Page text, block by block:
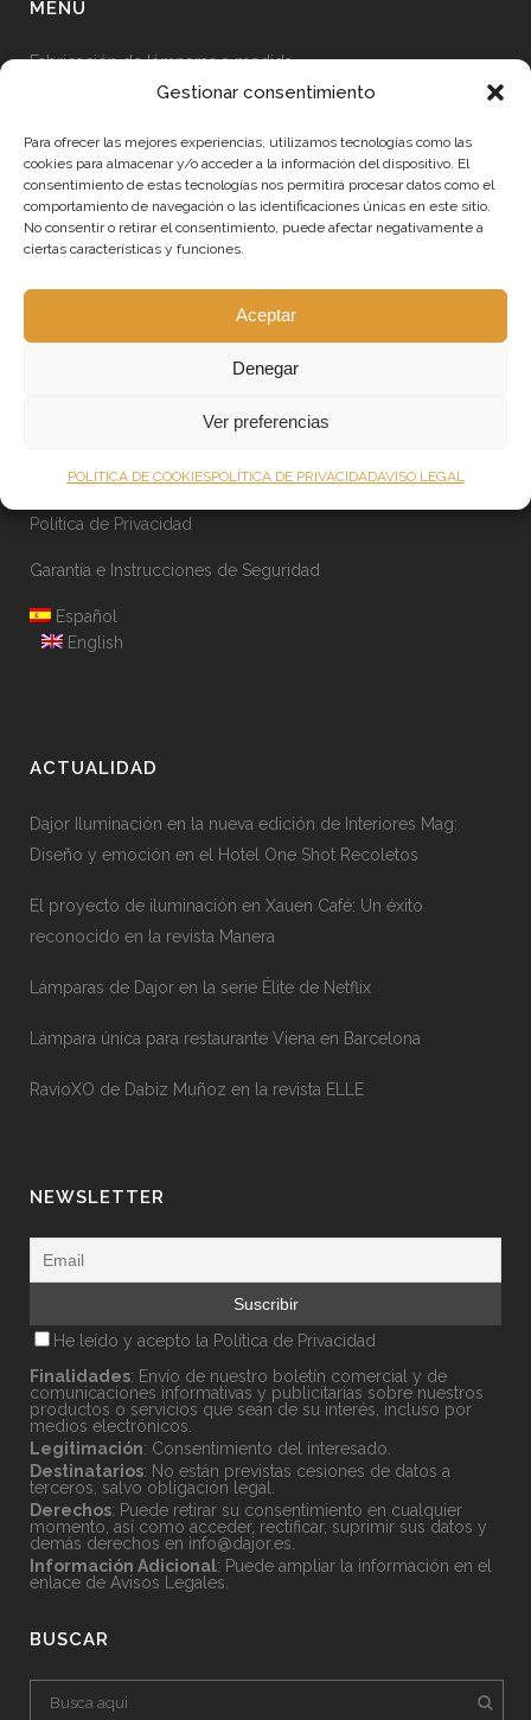
Gestionar consentimiento
Para ofrecer las mejores experiencias, utilizamos tecnologías como las
cookies para almacenar y/o acceder a la información del dispositivo. El
consentimiento de estas tecnologías nos permitirá procesar datos como el
comportamiento de navegación o las identificaciones únicas en este sitio.
No consentir o retirar el consentimiento, puede afectar negativamente a
ciertas características y funciones.
Aceptar
Denegar
Ver preferencias
POLÍTICA DE COOKIESPOLÍTICA DE PRIVACIDADAVISO LEGAL
MENU
Fabricación de lámparas a medida
Iluminación para franquicias
Shop Online
Lámparas a medida de gran tamaño
Otros servicios de iluminación
Sobre Dajor
Aviso Legal
Política de Privacidad
Garantía e Instrucciones de Seguridad
Español
English
ACTUALIDAD
Dajor Iluminación en la nueva edición de Interiores Mag:
Diseño y emoción en el Hotel One Shot Recoletos
El proyecto de iluminación en Xauen Café: Un éxito
reconocido en la revista Manera
Lámparas de Dajor en la serie Élite de Netflix
Lámpara única para restaurante Viena en Barcelona
RavioXO de Dabiz Muñoz en la revista ELLE
NEWSLETTER
He leído y acepto la Política de Privacidad
Finalidades: Envío de nuestro boletín comercial y de
comunicaciones informativas y publicitarias sobre nuestros
productos o servicios que sean de su interés, incluso por
medios electrónicos.
Legitimación: Consentimiento del interesado.
Destinatarios: No están previstas cesiones de datos a
terceros, salvo obligación legal.
Derechos: Puede retirar su consentimiento en cualquier
momento, así como acceder, rectificar, suprimir sus datos y
demás derechos en info@dajor.es
Información Adicional: Puede ampliar la información en el
enlace de Avisos Legales
BUSCAR